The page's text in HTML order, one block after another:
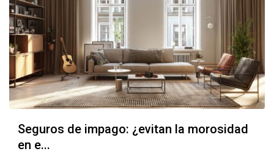
Seguros de impago: ¿evitan la morosidad
en e...